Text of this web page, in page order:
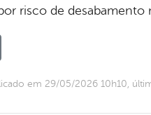
risco de desabamento
em 29/05/2026 10h10,